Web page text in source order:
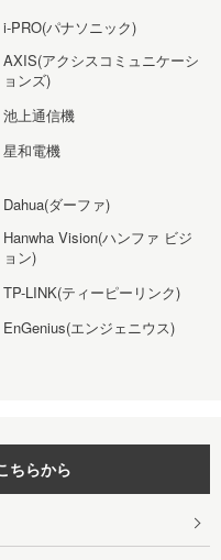
i-PRO(パナソニック)
AXIS(アクシスコミュニケーシ
ョンズ)
池上通信機
星和電機
Dahua(ダーファ)
Hanwha Vision(ハンファ ビジ
ョン)
TP-LINK(ティーピーリンク)
EnGenius(エンジェニウス)
ちらから